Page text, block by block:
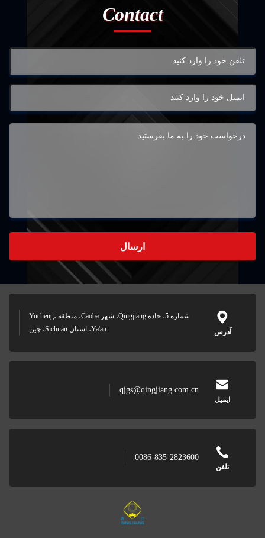
Contact
ارسال
آدرس
شماره 5، جاده Qingjiang، شهر Caoba، منطقه Yucheng،
Ya'an، استان Sichuan، چین
ایمیل
qjgs@qingjiang.com.cn
تلفن
0086-835-2823600